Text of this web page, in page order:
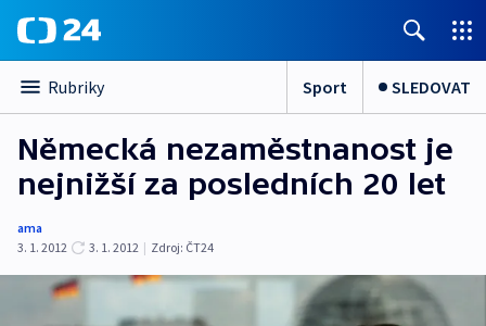
Rubriky Sport SLEDOVAT
Německá nezaměstnanost je
nejnižší za posledních 20 let
ama
3. 1. 2012
3. 1. 2012 | Zdroj: ČT24